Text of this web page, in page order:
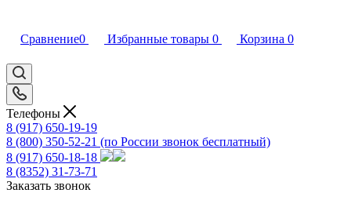
Сравнение0 Избранные товары 0 Корзина 0
Телефоны
8 (917) 650-19-19
8 (800) 350-52-21 (по России звонок бесплатный)
8 (917) 650-18-18
8 (8352) 31-73-71
Заказать звонок